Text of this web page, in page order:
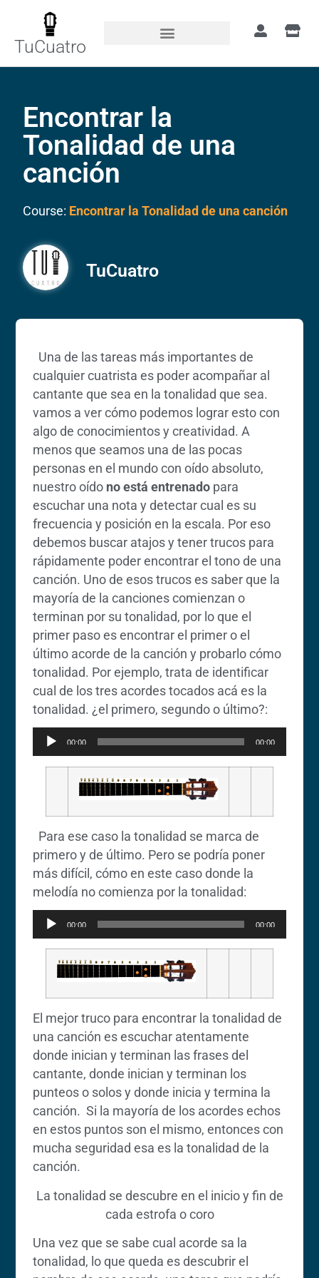
TuCuatro
Encontrar la
Tonalidad de una
canción
Course: Encontrar la Tonalidad de una canción
TuCuatro
Una de las tareas más importantes de
cualquier cuatrista es poder acompañar al
cantante que sea en la tonalidad que sea.
vamos a ver cómo podemos lograr esto con
algo de conocimientos y creatividad. A
menos que seamos una de las pocas
personas en el mundo con oído absoluto,
nuestro oído no está entrenado para
escuchar una nota y detectar cual es su
frecuencia y posición en la escala. Por eso
debemos buscar atajos y tener trucos para
rápidamente poder encontrar el tono de una
canción. Uno de esos trucos es saber que la
mayoría de la canciones comienzan o
terminan por su tonalidad, por lo que el
primer paso es encontrar el primer o el
último acorde de la canción y probarlo cómo
tonalidad. Por ejemplo, trata de identificar
cual de los tres acordes tocados acá es la
tonalidad. ¿el primero, segundo o último?:
de
audio
00:00 00:00
Para ese caso la tonalidad se marca de
primero y de último. Pero se podría poner
más difícil, cómo en este caso donde la
melodía no comienza por la tonalidad:
de
audio
00:00 00:00
El mejor truco para encontrar la tonalidad de
una canción es escuchar atentamente
donde inician y terminan las frases del
cantante, donde inician y terminan los
punteos o solos y donde inicia y termina la
canción. Si la mayoría de los acordes echos
en estos puntos son el mismo, entonces con
mucha seguridad esa es la tonalidad de la
canción.
La tonalidad se descubre en el inicio y fin de
cada estrofa o coro
Una vez que se sabe cual acorde sa la
tonalidad, lo que queda es descubrir el